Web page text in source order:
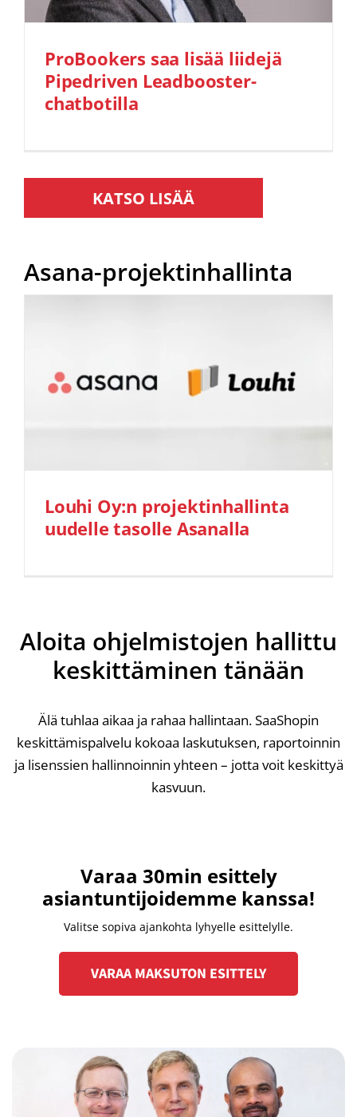
ProBookers saa lisää liidejä
Pipedriven Leadbooster-
chatbotilla
Asana-projektinhallinta
Louhi Oy:n projektinhallinta
uudelle tasolle Asanalla
Aloita ohjelmistojen hallittu
keskittäminen tänään
Älä tuhlaa aikaa ja rahaa hallintaan. SaaShopin
keskittämispalvelu kokoaa laskutuksen, raportoinnin
ja lisenssien hallinnoinnin yhteen – jotta voit keskittyä
kasvuun.
Varaa 30min esittely
asiantuntijoidemme kanssa!
Valitse sopiva ajankohta lyhyelle esittelylle.
VARAA MAKSUTON ESITTELY